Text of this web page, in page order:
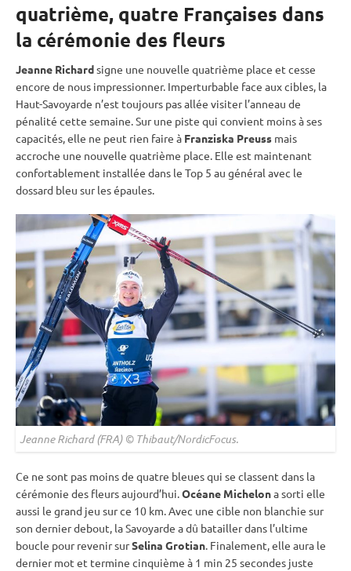
quatrième, quatre Françaises dans
la cérémonie des fleurs
Jeanne Richardsigne une nouvelle quatrième place et cesse
encore de nous impressionner. Imperturbable face aux cibles, la
Haut-Savoyarde n’est toujours pas allée visiter l’anneau de
pénalité cette semaine. Sur une piste qui convient moins à ses
capacités, elle ne peut rien faire à Franziska Preuss mais
accroche une nouvelle quatrième place. Elle est maintenant
confortablement installée dans le Top 5 au général avec le
dossard bleu sur les épaules.
Jeanne Richard (FRA) © Thibaut/NordicFocus.
Ce ne sont pas moins de quatre bleues qui se classent dans la
cérémonie des fleurs aujourd’hui. Océane Michelona sorti elle
aussi le grand jeu sur ce 10 km. Avec une cible non blanchie sur
son dernierdebout , la Savoyarde a dû batailler dans l’ultime
boucle pour revenir surSelina Grotian . Finalement, elle aura le
dernier mot et termine cinquième à 1 min 25 secondes juste